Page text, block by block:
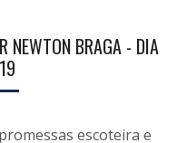
NEWTON BRAGA - DIA
escoteira e